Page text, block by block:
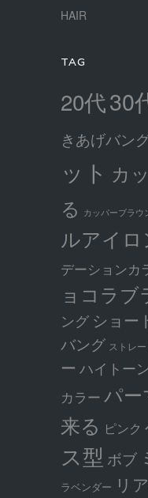
HAIR
TAG
20代30
きあげバン
ット カ
る カッパーブラウ
ルアイ
デーションカ
ョコラブ
ング ショー
バング ストレ
ー ハイトー
カラー パー
来る ピンク
ス型 ボブ
ラベンダー リ